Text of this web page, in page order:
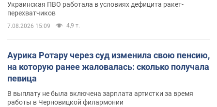
Украинская ПВО работала в условиях дефицита ракет-
перехватчиков
7.08.2026 15:09 4,9 т.
Аурика Ротару через суд изменила свою пенсию,
на которую ранее жаловалась: сколько получала
певица
В выплату не была включена зарплата артистки за время
работы в Черновицкой филармонии